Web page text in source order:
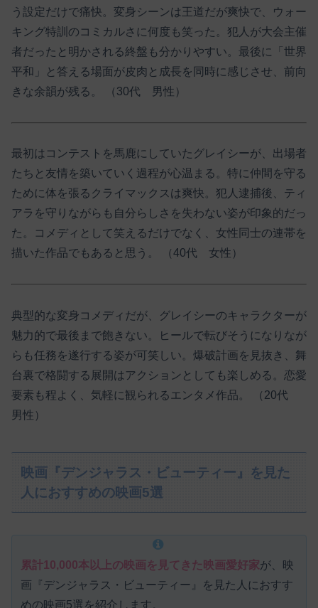
う設定だけで痛快。変身シーンは王道だが爽快で、ウォー
キング特訓のコミカルさに何度も笑った。犯人が大会主催
者だったと明かされる終盤も分かりやすい。最後に「世界
平和」と答える場面が皮肉と成長を同時に感じさせ、前向
きな余韻が残る。 （30代 男性）
最初はコンテストを馬鹿にしていたグレイシーが、出場者
たちと友情を築いていく過程が心温まる。特に仲間を守る
ために体を張るクライマックスは爽快。犯人逮捕後、ティ
アラを守りながらも自分らしさを失わない姿が印象的だっ
た。コメディとして笑えるだけでなく、女性同士の連帯を
描いた作品でもあると思う。 （40代 女性）
典型的な変身コメディだが、グレイシーのキャラクターが
魅力的で最後まで飽きない。ヒールで転びそうになりなが
らも任務を遂行する姿が可笑しい。爆破計画を見抜き、舞
台裏で格闘する展開はアクションとしても楽しめる。恋愛
要素も程よく、気軽に観られるエンタメ作品。 （20代
男性）
映画『デンジャラス・ビューティー』を見た
人におすすめの映画5選
累計10,000本以上の映画を見てきた映画愛好家が、映
画『デンジャラス・ビューティー』を見た人におすす
めの映画5選を紹介します。